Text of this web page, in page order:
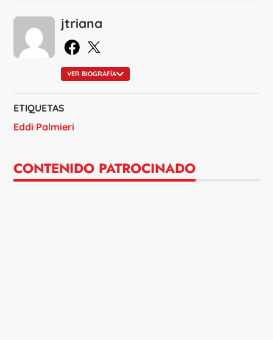
jtriana
en Facebook
en X
VER BIOGRAFÍA
ETIQUETAS
Eddi Palmieri
CONTENIDO PATROCINADO